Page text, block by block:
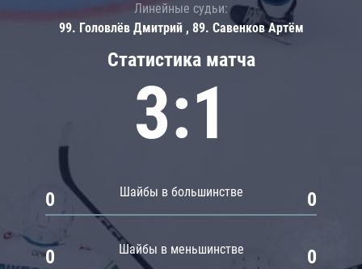
Статистика матча
3:1
Шайбы в большинстве
0 0
Шайбы в меньшинстве
0 0
Линейные судьи:
99. Головлёв Дмитрий , 89. Савенков Артём